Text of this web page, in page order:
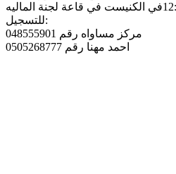
للتسجيل:
مركز مساواه رقم 048555901
احمد مهنا رقم 0505268777